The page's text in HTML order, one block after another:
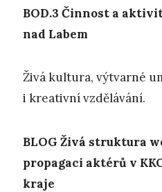
BOD.3 Činnost a
nad Labem
Živá kultura, výtvarné
i kreativní vzdělávání.
BLOG Živá struktura
propagaci aktérů v
kraje